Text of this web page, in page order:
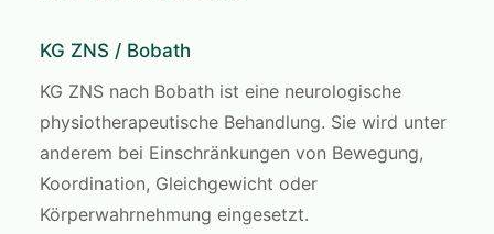
KG ZNS / Bobath
KG ZNS nach Bobath ist eine neurologische
physiotherapeutische Behandlung. Sie wird unter
anderem bei Einschränkungen von Bewegung,
Koordination, Gleichgewicht oder
Körperwahrnehmung eingesetzt.